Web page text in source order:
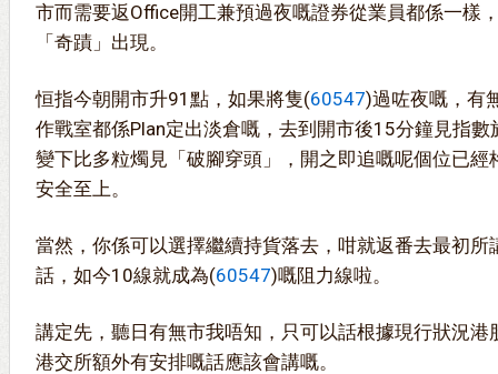
市而需要返Office開工兼預過夜嘅證券從業員都係一樣
「奇蹟」出現。
恒指今朝開市升91點，如果將隻(60547)過咗夜嘅，有
作戰室都係Plan定出淡倉嘅，去到開市後15分鐘見指
變下比多粒燭見「破腳穿頭」，開之即追嘅呢個位已經
安全至上。
當然，你係可以選擇繼續持貨落去，咁就返番去最初所
話，如今10線就成為(60547)嘅阻力線啦。
講定先，聽日有無市我唔知，只可以話根據現行狀況港
港交所額外有安排嘅話應該會講嘅。